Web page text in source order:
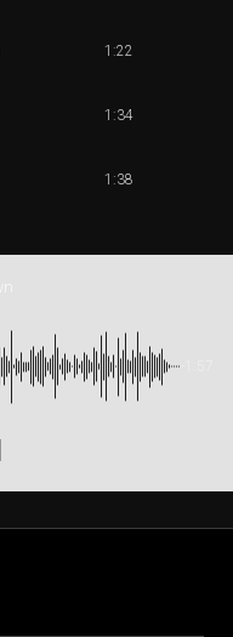
1:22
1:34
1:38